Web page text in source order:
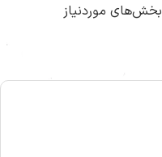
بخش‌های موردنیاز